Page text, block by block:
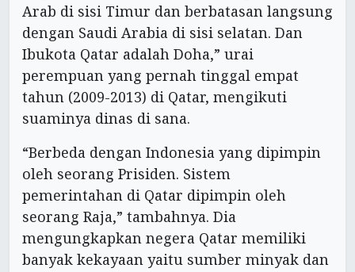
Arab di sisi Timur dan berbatasan langsung
dengan Saudi Arabia di sisi selatan. Dan
Ibukota Qatar adalah Doha,” urai
perempuan yang pernah tinggal empat
tahun (2009-2013) di Qatar, mengikuti
suaminya dinas di sana.
“Berbeda dengan Indonesia yang dipimpin
oleh seorang Prisiden. Sistem
pemerintahan di Qatar dipimpin oleh
seorang Raja,” tambahnya. Dia
mengungkapkan negera Qatar memiliki
banyak kekayaan yaitu sumber minyak dan